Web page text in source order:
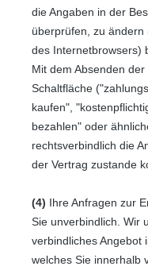
die Angaben in der
überprüfen, zu
des Internetbrowsers)
Mit dem Absenden
Schaltfläche
kaufen",
bezahlen" oder
rechtsverbindlich die
der Vertrag zustande
(4) Ihre Anfragen zur
Sie unverbindlich. Wir
verbindliches Angebot
welches Sie innerhalb